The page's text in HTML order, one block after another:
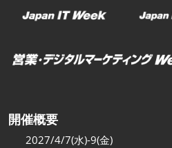
開催概要
2027/4/7(水)-9(金)